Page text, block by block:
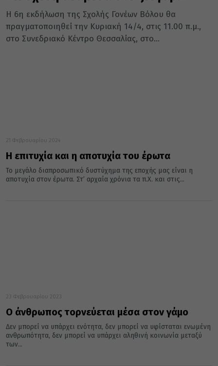
Η 6η εκδήλωση της Σχολής Γονέων Βόλου θα
πραγματοποιηθεί την Κυριακή 14/4, στις 11.00 π.μ.,
στο Συνεδριακό Κέντρο Θεσσαλίας, στο...
21 Φεβρουαρίου 2024
Η επιτυχία και η αποτυχία του έρωτα
Το μεγάλο διαπροσωπικό δυστύχημα της εποχής μας είναι η
αποτυχία στον έρωτα. Στ’ αρχαία χρόνια τα π.Χ. και στις...
23 Φεβρουαρίου 2023
Ο άνθρωπος τορνεύεται μέσα στον γάμο
Δεν μπορεί να υπάρχει ενότητα, δεν μπορεί να υφίσταται ενωμένη
ανθρωπότητα, δεν μπορεί να υπάρχει αληθινή κοινωνία μεταξύ
των...